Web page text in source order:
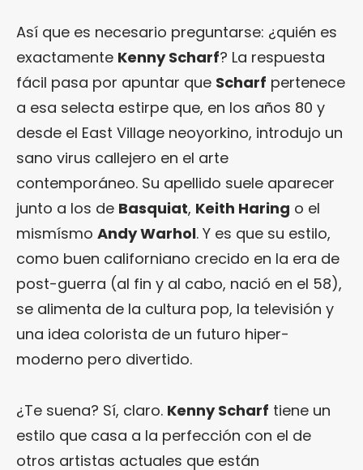
Así que es necesario preguntarse: ¿quién es
exactamente Kenny Scharf? La respuesta
fácil pasa por apuntar que Scharf pertenece
a esa selecta estirpe que, en los años 80 y
desde el East Village neoyorkino, introdujo un
sano virus callejero en el arte
contemporáneo. Su apellido suele aparecer
junto a los de Basquiat, Keith Haring o el
mismísmo Andy Warhol. Y es que su estilo,
como buen californiano crecido en la era de
post-guerra (al fin y al cabo, nació en el 58),
se alimenta de la cultura pop, la televisión y
una idea colorista de un futuro hiper-
moderno pero divertido.
¿Te suena? Sí, claro. Kenny Scharf tiene un
estilo que casa a la perfección con el de
otros artistas actuales que están